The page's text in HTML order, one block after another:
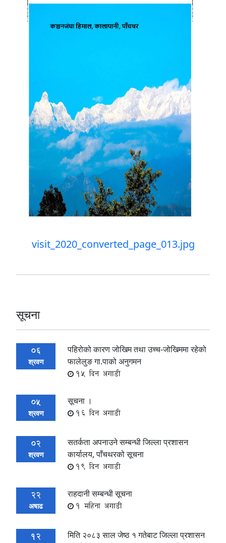
visit_2020_converted_page_013.jpg
सूचना
06
श्रवण
पहिरोको कारण जोखिम तथा उच्च-जोखिममा रहेको
फालेलुङ गा.पाको अनुगमन
15 दिन अगाडी
05
श्रवण
सूचना ।
16 दिन अगाडी
02
श्रवण
सतर्कता अपनाउने सम्बन्धी जिल्ला प्रशासन
कार्यालय, पाँचथरको सूचना
19 दिन अगाडी
22
अषाढ
राहदानी सम्बन्धी सूचना
1 महिना अगाडी
12
मिति २०८३ साल जेष्ठ १ गतेबाट जिल्ला प्रशासन